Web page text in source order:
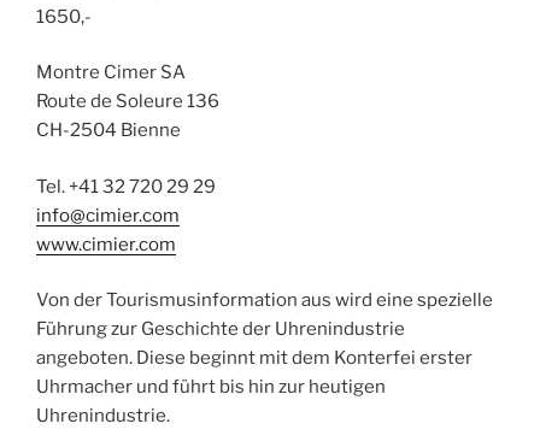
1650,-
Montre Cimer SA
Route de Soleure 136
CH-2504 Bienne
Tel. +41 32 720 29 29
info@cimier.com
www.cimier.com
Von der Tourismusinformation aus wird eine spezielle
Führung zur Geschichte der Uhrenindustrie
angeboten. Diese beginnt mit dem Konterfei erster
Uhrmacher und führt bis hin zur heutigen
Uhrenindustrie.